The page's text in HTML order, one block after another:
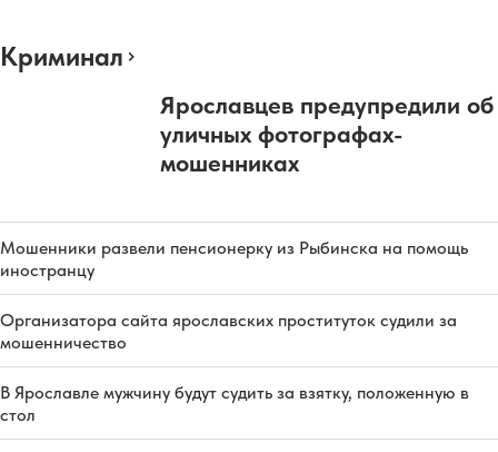
Криминал
Ярославцев предупредили об
уличных фотографах-
мошенниках
Мошенники развели пенсионерку из Рыбинска на помощь
иностранцу
Организатора сайта ярославских проституток судили за
мошенничество
В Ярославле мужчину будут судить за взятку, положенную в
стол